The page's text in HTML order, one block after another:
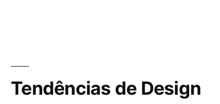
Tendências de Design